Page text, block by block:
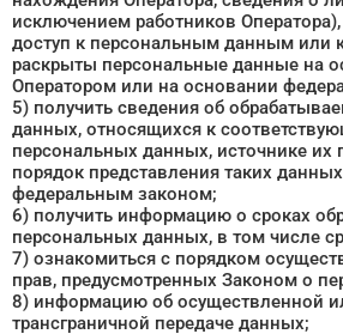
исключением работников
доступ к персональным данным или
раскрыты персональные данные на
Оператором или на основании
5) получить сведения об
данных, относящихся к
персональных данных, источнике их
порядок представления таких
федеральным законом;
6) получить информацию о сроках
персональных данных, в том числе
7) ознакомиться с порядком
прав, предусмотренных Законом о
8) информацию об осуществленной
трансграничной передаче данных;